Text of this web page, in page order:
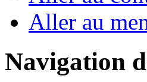
Aller au
Navigation